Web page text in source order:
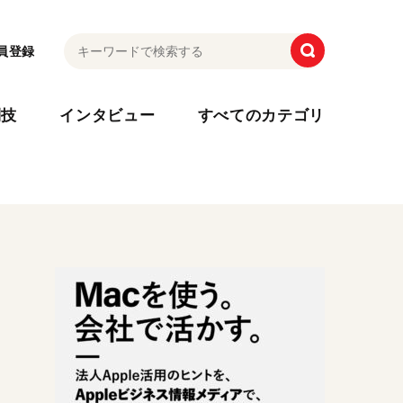
登録
インタビュー すべてのカテゴリ